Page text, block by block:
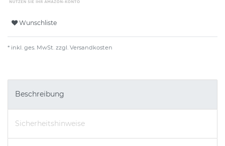
Wunschliste
* inkl. ges. MwSt. zzgl. Versandkosten
Beschreibung
Sicherheitshinweise